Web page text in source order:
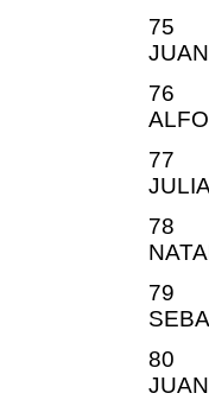
75
76
77
78
79
80